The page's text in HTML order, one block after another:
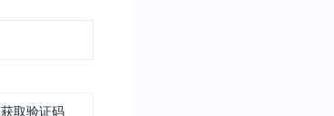
获取验证码